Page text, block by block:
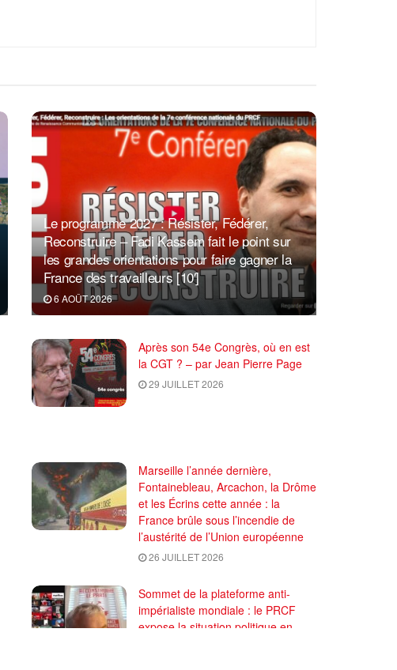
Le programme 2027 : Résister, Fédérer,
Reconstruire – Fadi Kassem fait le point sur
les grandes orientations pour faire gagner la
France des travailleurs [10′]
6 AOÛT 2026
Après son 54e Congrès, où en est
la CGT ? – par Jean Pierre Page
29 JUILLET 2026
Marseille l’année dernière,
Fontainebleau, Arcachon, la Drôme
et les Écrins cette année : la
France brûle sous l’incendie de
l’austérité de l’Union européenne
26 JUILLET 2026
Sommet de la plateforme anti-
impérialiste mondiale : le PRCF
expose la situation politique en